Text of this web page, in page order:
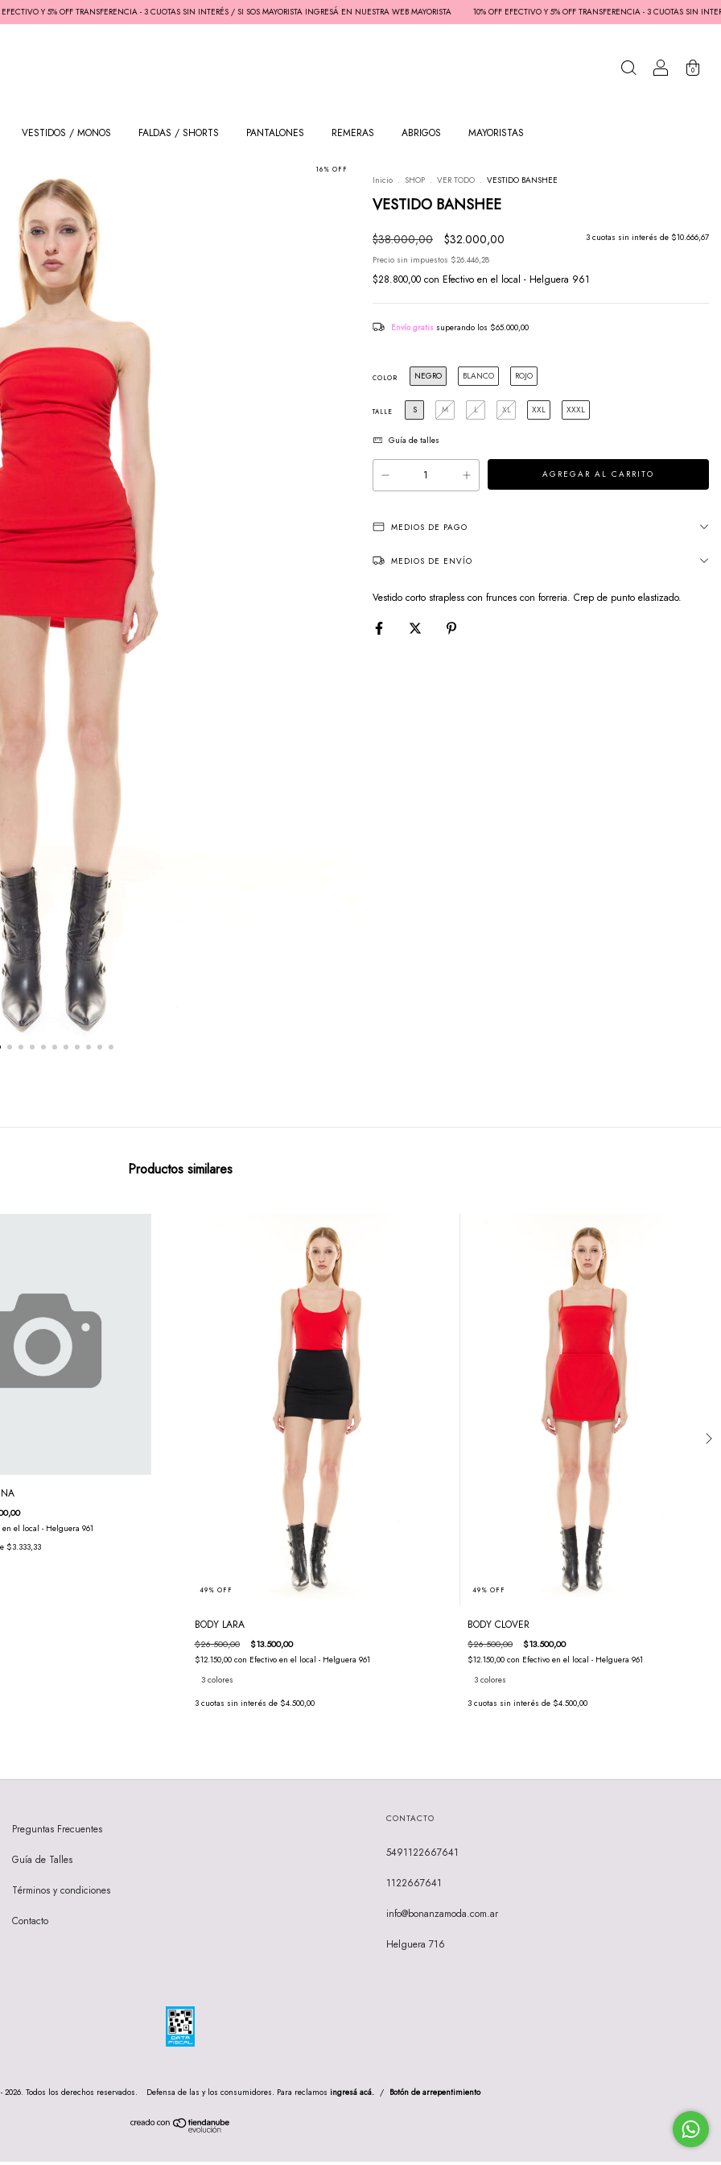
Y 5% OFF TRANSFERENCIA - 3 CUOTAS SIN INTERÉS / SI SOS MAYORISTA INGRESÁ EN NUESTRA WEB MAYORISTA 10% OFF EFECTIVO Y 5% OFF TRANSFERENCIA - 3 CUOTAS SIN INTERÉS / SI
0
VESTIDOS / MONOS FALDAS / SHORTS PANTALONES REMERAS ABRIGOS MAYORISTAS
16% OFF
Inicio . SHOP . VER TODO . VESTIDO BANSHEE
VESTIDO BANSHEE
$38.000,00 $32.000,00 3 cuotas sin interés de $10.666,67
Precio sin impuestos $26.446,28
$28.800,00 con Efectivo en el local - Helguera 961
Envío gratis superando los $65.000,00
COLOR NEGRO BLANCO ROJO
TALLE S M L XL XXL XXXL
Guía de talles
MEDIOS DE PAGO
MEDIOS DE ENVÍO
Vestido corto strapless con frunces con forreria. Crep de punto elastizado.
Productos similares
en el local - Helguera 961
$3.333,33
49% OFF
BODY LARA
$26.500,00 $13.500,00
$12.150,00 con Efectivo en el local - Helguera 961
3 colores
3 cuotas sin interés de $4.500,00
49%OFF
BODY CLOVER
$26.500,00 $13.500,00
$12.150,00con Efectivo en el local - Helguera 961
3 colores
3 cuotas sin interés de $4.500,00
Preguntas Frecuentes
Guía de Talles
Términos y condiciones
Contacto
CONTACTO
5491122667641
1122667641
info@bonanzamoda.com.ar
Helguera 716
2026. Todos los derechos reservados. Defensa de las y los consumidores. Para reclamos ingresá acá. / Botón de arrepentimiento